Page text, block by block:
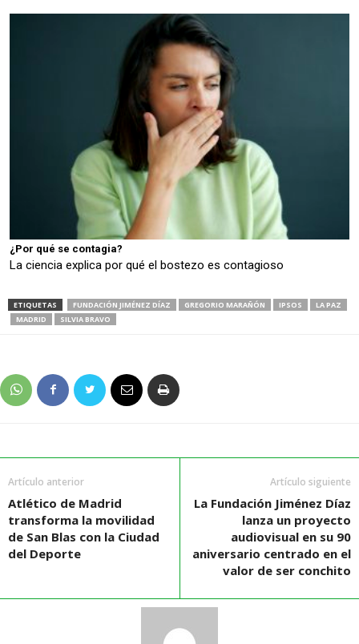
¿Por qué se contagia?
La ciencia explica por qué el bostezo es contagioso
ETIQUETAS FUNDACIÓN JIMÉNEZ DÍAZ GREGORIO MARAÑÓN IPSOS
LA PAZ
MADRID
SILVIA BRAVO
Artículo anterior
Atlético de Madrid
transforma la movilidad
de San Blas con la Ciudad
del Deporte
Artículo siguiente
La Fundación Jiménez Díaz
lanza un proyecto
audiovisual en su 90
aniversario centrado en el
valor de ser conchito